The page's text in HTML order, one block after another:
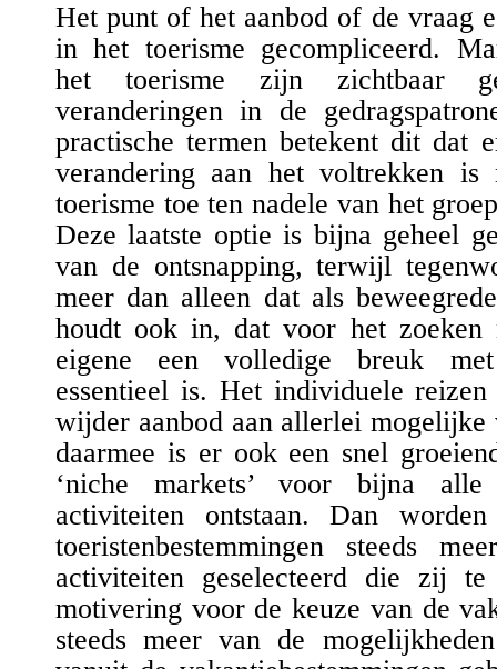
Het punt of het aanbod of de vraag
in het toerisme gecompliceerd. M
het toerisme zijnzichtbaar
veranderingen in de gedrag
practische termen betekent dit dat
verandering aan het voltrekken is
toerisme toe ten nadele van het
Deze laatste optie is bijna geheel
van de ontsnapping, terwijl
meer dan alleen dat als
houdt ookin, dat voor het zoeken
eigene een volledige breuk
essentieel is. Het individuele
wijder aanbod aan allerlei mogelijke
daarmee is er ook een snel
‘niche markets’ voor bijna alle
activiteiten ontstaan.Dan
toeristenbestemmingen steeds
activiteiten geselecteerd die zij te
motivering voor de keuze van de
steeds meer van de